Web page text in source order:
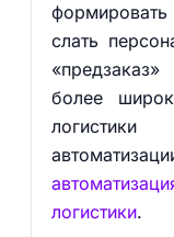
слать
более
логистики.